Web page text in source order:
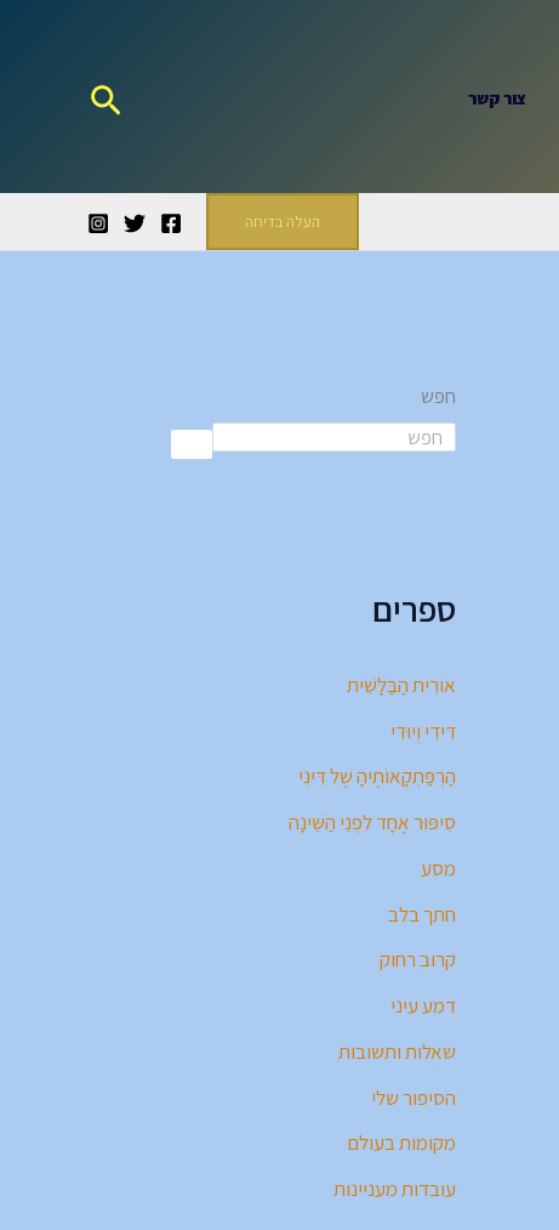
צור קשר חיפוש
העלה בדיחה
חפש
ספרים
אוֹרִית הַבַּלָּשִׁית
דִּידִי וְיוּדִי
הַרְפַּתְקָאוֹתֶיהָ שֶׁל דִּינִי
סִיפּוּר אֶחָד לִפְנֵי הַשֵּׁינָה
מסע
חתך בלב
קרוב רחוק
דמע עיני
שאלות ותשובות
הסיפור שלי
מקומות בעולם
עובדות מעניינות